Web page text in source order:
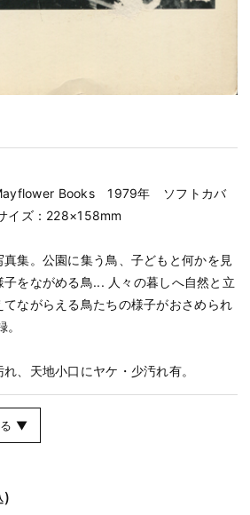
Books 1979年 ソフトカバ
ズ：228×158mm
集。公園に集う鳥、子どもと何かを見
をながめる鳥... 人々の暮しへ自然と立
ながらえる鳥たちの様子がおさめられ
、天地小口にヤケ・少汚れ有。
る ▼
)